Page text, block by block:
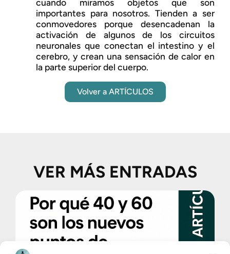
cuando miramos objetos que son
importantes para nosotros. Tienden a ser
conmovedores porque desencadenan la
activación de algunos de los circuitos
neuronales que conectan el intestino y el
cerebro, y crean una sensación de calor en
la parte superior del cuerpo.
Volver a ARTÍCULOS
VER MÁS ENTRADAS